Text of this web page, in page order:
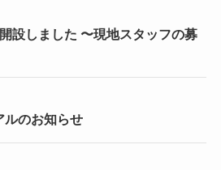
設しました 〜現地スタッフの募
ルのお知らせ